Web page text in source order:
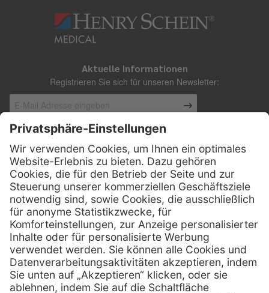
Aktuelle Informationen
Registrieren Sie sich für unseren Newsletter:
Kontakt
Henry Schein Medical Austria GmbH
Schönbrunner Straße 297
A-1120 Wien
01 / 718 19 61 99
Telefax:01 / 718 19 61 23
E-Mail: info @ henryscheinmed.at